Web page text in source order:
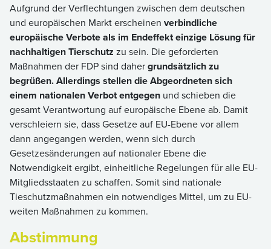
Aufgrund der Verflechtungen zwischen dem deutschen
und europäischen Markt erscheinen verbindliche
europäische Verbote als im Endeffekt einzige Lösung für
nachhaltigen Tierschutz zu sein. Die geforderten
Maßnahmen der FDP sind dahergrundsätzlich zu
begrüßen.Allerdings stellen die Abgeordneten sich
einem nationalen Verbot entgegen und schieben die
gesamt Verantwortung auf europäische Ebene ab. Damit
verschleiern sie, dass Gesetze auf EU-Ebene vor allem
dann angegangen werden, wenn sich durch
Gesetzesänderungen auf nationaler Ebene die
Notwendigkeit ergibt, einheitliche Regelungen für alle EU-
Mitgliedsstaaten zu schaffen. Somit sind nationale
Tieschutzmaßnahmen ein notwendiges Mittel, um zu EU-
weiten Maßnahmen zu kommen.
Abstimmung